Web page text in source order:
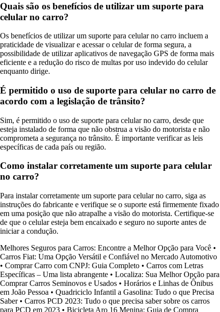
Quais são os benefícios de utilizar um suporte para
celular no carro?
Os benefícios de utilizar um suporte para celular no carro incluem a
praticidade de visualizar e acessar o celular de forma segura, a
possibilidade de utilizar aplicativos de navegação GPS de forma mais
eficiente e a redução do risco de multas por uso indevido do celular
enquanto dirige.
É permitido o uso de suporte para celular no carro de
acordo com a legislação de trânsito?
Sim, é permitido o uso de suporte para celular no carro, desde que
esteja instalado de forma que não obstrua a visão do motorista e não
comprometa a segurança no trânsito. É importante verificar as leis
específicas de cada país ou região.
Como instalar corretamente um suporte para celular
no carro?
Para instalar corretamente um suporte para celular no carro, siga as
instruções do fabricante e verifique se o suporte está firmemente fixado
em uma posição que não atrapalhe a visão do motorista. Certifique-se
de que o celular esteja bem encaixado e seguro no suporte antes de
iniciar a condução.
Melhores Seguros para Carros: Encontre a Melhor Opção para Você •
Carros Fiat: Uma Opção Versátil e Confiável no Mercado Automotivo
• Comprar Carro com CNPJ: Guia Completo • Carros com Letras
Específicas – Uma lista abrangente • Localiza: Sua Melhor Opção para
Comprar Carros Seminovos e Usados • Horários e Linhas de Ônibus
em João Pessoa • Quadriciclo Infantil a Gasolina: Tudo o que Precisa
Saber• Carros PCD 2023: Tudo o que precisa saber sobre os carros
para PCD em 2023 • Bicicleta Aro 16 Menina: Guia de Compra